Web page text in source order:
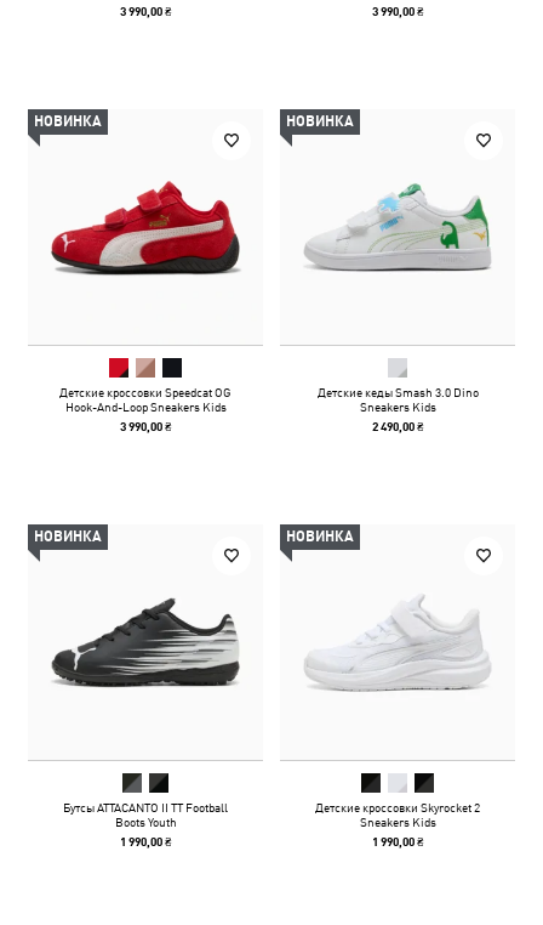
3 990,00 ₴ 3 990,00 ₴
НОВИНКА
Детские кроссовки Speedcat OG
Hook-And-Loop Sneakers Kids
3 990,00 ₴
НОВИНКА
Детские кеды Smash 3.0 Dino
Sneakers Kids
2 490,00 ₴
НОВИНКА
Бутсы ATTACANTO II TT Football
Boots Youth
1 990,00 ₴
НОВИНКА
Детские кроссовки Skyrocket 2
Sneakers Kids
1 990,00 ₴